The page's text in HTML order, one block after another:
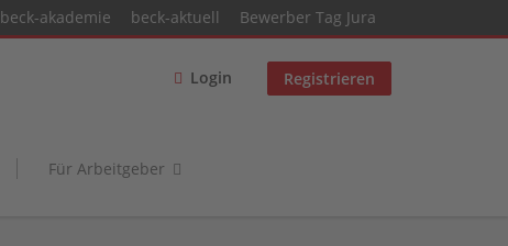
beck-akademie beck-aktuell Bewerber Tag Jura
Login Registrieren
Für Arbeitgeber